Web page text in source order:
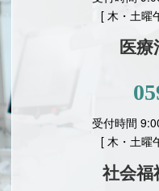
[ 木・土曜
医療
受付時間
[ 木・土曜
社会福